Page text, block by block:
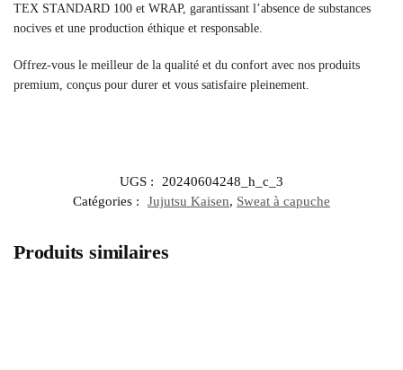
TEX STANDARD 100 et WRAP, garantissant l’absence de substances
nocives et une production éthique et responsable.
Offrez-vous le meilleur de la qualité et du confort avec nos produits
premium, conçus pour durer et vous satisfaire pleinement.
UGS :
20240604248_h_c_3
Catégories :
Jujutsu Kaisen, Sweat à capuche
Produits similaires